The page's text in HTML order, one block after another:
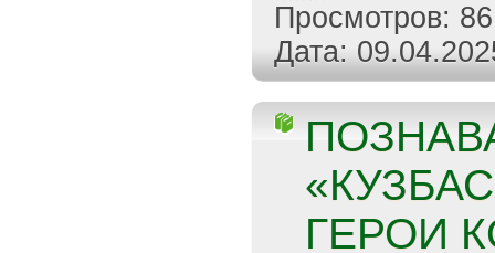
Просмотров: 86
Дата:
ГЕРОИ